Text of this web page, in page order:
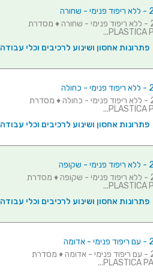
מזוודת אחסון 240X205X48MM - ללא ריפוד פנימי - שחורה ♦ מסדרת
פתרונות אחסון ושינוע לרכיבים וכלי עבודה
מזוודת אחסון 240X205X48MM - ללא ריפוד פנימי - כחולה ♦ מסדרת
פתרונות אחסון ושינוע לרכיבים וכלי עבודה
מזוודת אחסון 240X205X48MM - ללא ריפוד פנימי - שקופה ♦ מסדרת
פתרונות אחסון ושינוע לרכיבים וכלי עבודה
מזוודת אחסון 240X205X48MM - עם ריפוד פנימי - אדומה ♦ מסדרת